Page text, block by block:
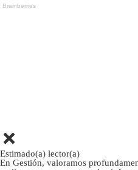
Estimado(a) lector(a)
En Gestión, valoramos